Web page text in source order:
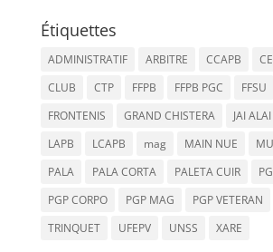
Étiquettes
ADMINISTRATIF ARBITRE CCAPB
CLUB
CTP FFPB FFPB PGC FFSU
FRONTENIS
GRAND CHISTERA JAI ALAI
LAPB
LCAPB mag MAIN NUE
PALA
PALA CORTA PALETA CUIR
PGP CORPO
PGP MAG PGP VETERAN
TRINQUET
UFEPV UNSS XARE